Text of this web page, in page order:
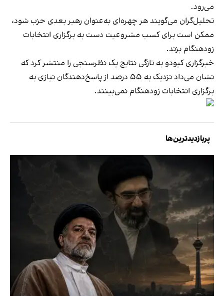
می‌رود.
تحلیل‌گران می‌گویند هر چهره‌ای به‌عنوان رهبر بعدی حزب شود،
ممکن است برای کسب مشروعیت دست به برگزاری انتخابات
زودهنگام بزند.
خبرگزاری کیودو به تازگی نتایج یک نظرسنجی را منتشر کرد که
نشان می‌داد نزدیک به ۵۵ درصد از پاسخ‌دهندگان نیازی به
برگزاری انتخابات زودهنگام نمی‌بینند.
پربازدیدترین‌ها